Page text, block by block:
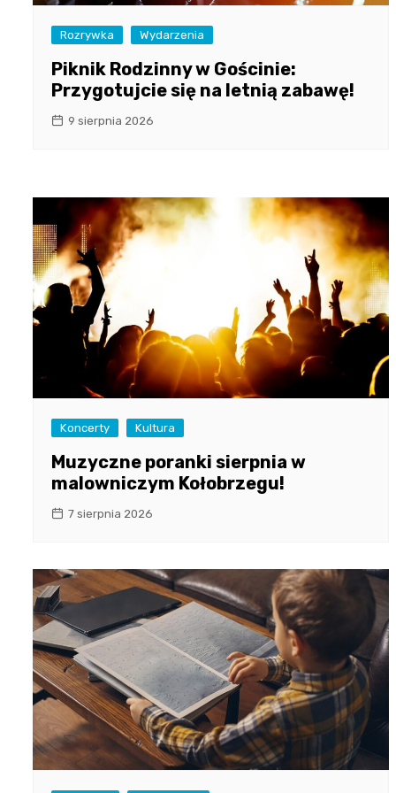
Rozrywka Wydarzenia
Piknik Rodzinny w Gościnie:
Przygotujcie się na letnią zabawę!
9 sierpnia 2026
Koncerty Kultura
Muzyczne poranki sierpnia w
malowniczym Kołobrzegu!
7 sierpnia 2026